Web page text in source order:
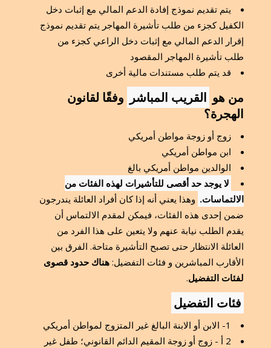
يتم تقديم نموذج إفادة الدعم المالي مع إثبات دخل
الكفيل كجزء من طلب تأشيرة المهاجر يتم تقديم نموذج
إقرار الدعم المالي مع إثبات دخل الراعي كجزء من
طلب تأشيرة المهاجر المقصود
قد يتم طلب مستندات مالية أخرى
من هو القريب المباشر وفقًا لقانون
الهجرة؟
زوج أو زوجة مواطن أمريكي
ابن مواطن أمريكي
الوالدين مواطن أمريكي بالغ
لا يوجد حد أقصى للتأشيرات لهذه الفئات من
الالتماسات. وهذا يعني أنه إذا كان أفراد العائلة يندرجون
ضمن إحدى هذه الفئات، فيمكن لمقدم الالتماس أن
يقدم الطلب نيابة عنهم ولا يتعين على هذا الفرد من
العائلة الانتظار حتى تصبح التأشيرة متاحة. الفرق بين
الأقارب المباشرين و فئات التفضيل: هناك حدود قصوى
لفئات التفضيل.
فئات التفضيل
1- الابن أو الابنة البالغ غير المتزوج لمواطن أمريكي
2 أ - زوج أو زوجة المقيم الدائم القانوني؛ طفل غير